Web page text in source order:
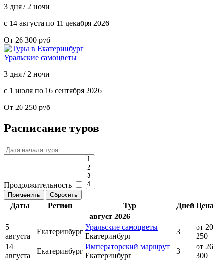
3 дня / 2 ночи
с 14 августа по 11 декабря 2026
От 26 300 руб
Уральские самоцветы
3 дня / 2 ночи
с 1 июля по 16 сентября 2026
От 20 250 руб
Расписание туров
Продолжительность
Даты Регион Тур Дней Цена
август 2026
5
августа
Екатеринбург
Уральские самоцветы
Екатеринбург
3
от 20
250
14
августа
Екатеринбург
Императорский маршрут
Екатеринбург
3
от 26
300